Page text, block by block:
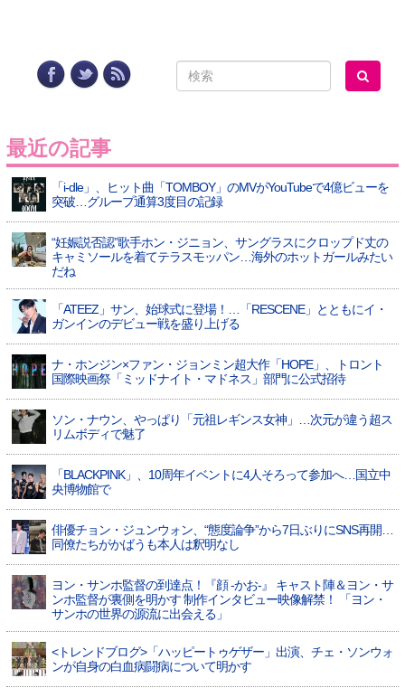
最近の記事
「i-dle」、ヒット曲「TOMBOY」のMVがYouTubeで4億ビューを
突破…グループ通算3度目の記録
“妊娠説否認”歌手ホン・ジニョン、サングラスにクロップド丈の
キャミソールを着てテラスモッパン…海外のホットガールみたい
だね
「ATEEZ」サン、始球式に登場！…「RESCENE」とともにイ・
ガンインのデビュー戦を盛り上げる
ナ・ホンジン×ファン・ジョンミン超大作「HOPE」、トロント
国際映画祭「ミッドナイト・マドネス」部門に公式招待
ソン・ナウン、やっぱり「元祖レギンス女神」…次元が違う超ス
リムボディで魅了
「BLACKPINK」、10周年イベントに4人そろって参加へ…国立中
央博物館で
俳優チョン・ジュンウォン、“態度論争”から7日ぶりにSNS再開…
同僚たちがかばうも本人は釈明なし
ヨン・サンホ監督の到達点！『顔 -かお-』 キャスト陣＆ヨン・サ
ンホ監督が裏側を明かす 制作インタビュー映像解禁！ 「ヨン・
サンホの世界の源流に出会える」
<トレンドブログ>「ハッピートゥゲザー」出演、チェ・ソンウォ
ンが自身の白血病闘病について明かす